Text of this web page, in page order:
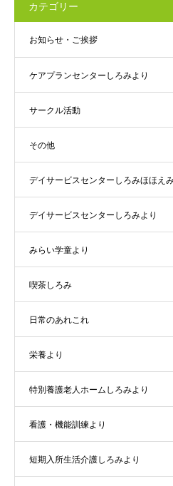
カテゴリー
お知らせ・ご挨拶
ケアプランセンターしろみより
サークル活動
その他
デイサービスセンターしろみほほえ
デイサービスセンターしろみより
みらい学童より
喫茶しろみ
日常のあれこれ
栄養より
特別養護老人ホームしろみより
看護・機能訓練より
短期入所生活介護しろみより